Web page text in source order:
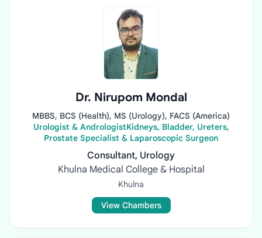
Dr. Nirupom Mondal
MBBS, BCS (Health), MS (Urology), FACS (America)
Urologist & AndrologistKidneys, Bladder, Ureters,
Prostate Specialist & Laparoscopic Surgeon
Consultant, Urology
Khulna Medical College & Hospital
Khulna
View Chambers